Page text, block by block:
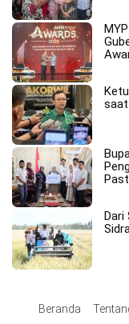
saat
Dari
Beranda